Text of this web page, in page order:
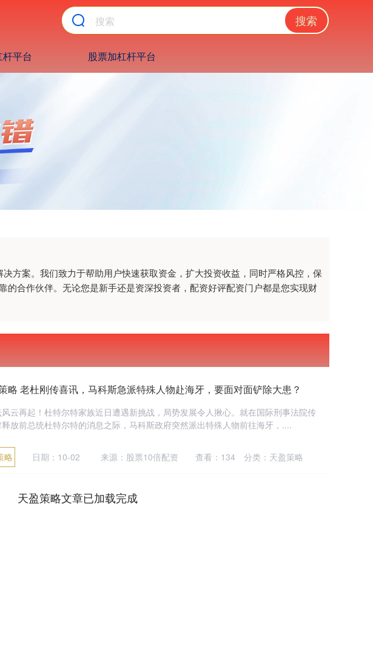
搜索
平台 股票加杠杆平台
方案。我们致力于帮助用户快速获取资金，扩大投资收益，同时严格风控，保
合作伙伴。无论您是新手还是资深投资者，配资好评配资门户都是您实现财
略 老杜刚传喜讯，马科斯急派特殊人物赴海牙，要面对面铲除大患？
云再起！杜特尔特家族近日遭遇新挑战，局势发展令人揪心。就在国际刑事法院传
放前总统杜特尔特的消息之际，马科斯政府突然派出特殊人物前往海牙，....
略 日期：10-02 来源：股票10倍配资 查看： 134 分类： 天盈策略
天盈策略文章已加载完成